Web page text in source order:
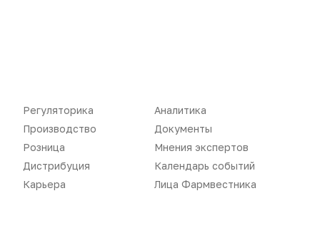
Производство
Розница
Дистрибуция
Карьера
Подкасты
Интервью
Газета
Оформить подписку
Регуляторика
Производство
Розница
Дистрибуция
Карьера
Аналитика
Документы
Мнения экспертов
Календарь событий
Лица Фармвестника